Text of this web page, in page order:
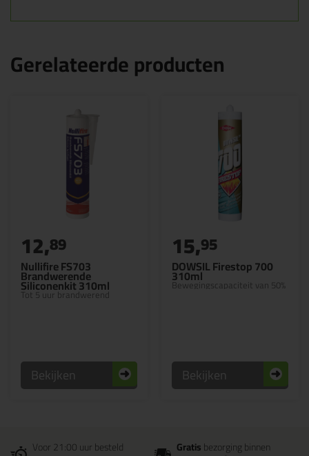
Gerelateerde producten
Nullifire FS703
Brandwerende
Siliconenkit 310ml
Tot 5 uur brandwerend
12,89
Bekijken
DOWSIL Firestop 700
310ml
Bewegingscapaciteit van 50%
15,95
Bekijken
Voor 21:00 uur besteld Gratisbezorging binnen